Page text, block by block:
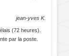
jean-yves K.
(72 heures).
par la poste.